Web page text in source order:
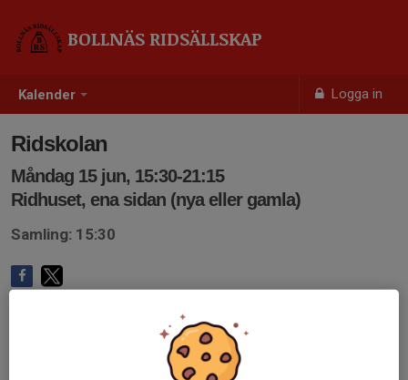
Kalender Logga in
BOLLNÄS RIDSÄLLSKAP
Ridskolan
Måndag 15 jun, 15:30-21:15
Ridhuset, ena sidan (nya eller gamla)
Samling: 15:30